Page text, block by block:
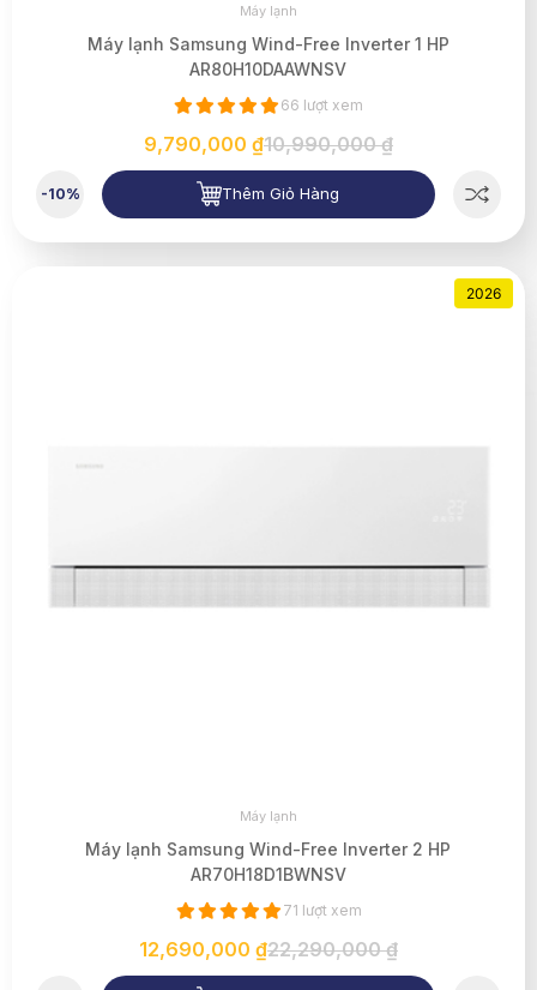
Máy lạnh
Máy lạnh Samsung Wind-Free Inverter 1 HP
AR80H10DAAWNSV
66 lượt xem
9,790,000 ₫10,990,000 ₫
-10% Thêm Giỏ Hàng
2026
Máy lạnh
Máy lạnh Samsung Wind-Free Inverter 2 HP
AR70H18D1BWNSV
71 lượt xem
12,690,000 ₫22,290,000 ₫